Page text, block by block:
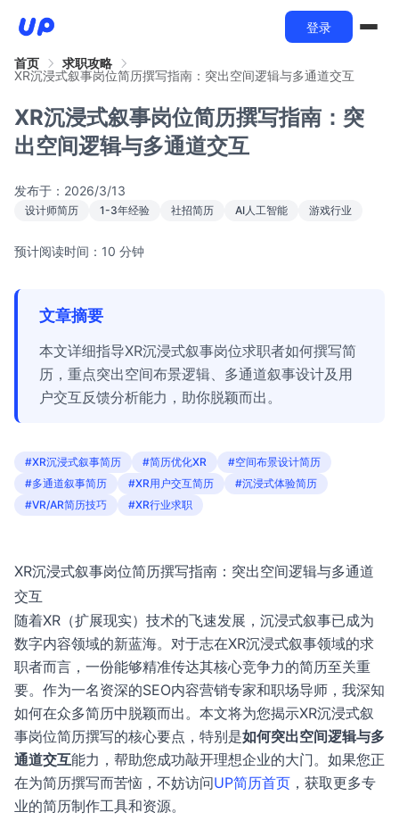
登录
首页
求职攻略
XR沉浸式叙事岗位简历撰写指南：突出空间逻辑与多通道交互
XR沉浸式叙事岗位简历撰写指南：突
出空间逻辑与多通道交互
发布于： 2026/3/13
设计师简历 1-3年经验 社招简历 AI人工智能 游戏行业
预计阅读时间：10 分钟
文章摘要
本文详细指导XR沉浸式叙事岗位求职者如何撰写简
历，重点突出空间布景逻辑、多通道叙事设计及用
户交互反馈分析能力，助你脱颖而出。
#XR沉浸式叙事简历 #简历优化XR
#空间布景设计简历
#多通道叙事简历
#XR用户交互简历
#沉浸式体验简历
#VR/AR简历技巧
#XR行业求职
XR沉浸式叙事岗位简历撰写指南：突出空间逻辑与多通道
交互
随着XR（扩展现实）技术的飞速发展，沉浸式叙事已成为
数字内容领域的新蓝海。对于志在XR沉浸式叙事领域的求
职者而言，一份能够精准传达其核心竞争力的简历至关重
要。作为一名资深的SEO内容营销专家和职场导师，我深知
如何在众多简历中脱颖而出。本文将为您揭示XR沉浸式叙
事岗位简历撰写的核心要点，特别是如何突出空间逻辑与多
通道交互能力，帮助您成功敲开理想企业的大门。如果您正
在为简历撰写而苦恼，不妨访问UP简历首页 ，获取更多专
业的简历制作工具和资源。